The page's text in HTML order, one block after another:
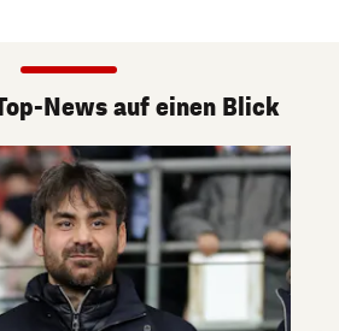
News auf einen Blick